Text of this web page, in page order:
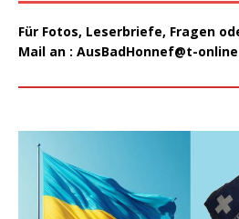
Für Fotos, Leserbriefe, Fragen
Mail an : AusBadHonnef@t-